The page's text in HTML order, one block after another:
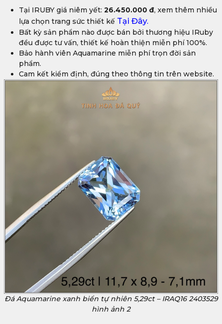
Tại IRUBY giá niêm yết: 26.450.000 đ, xem thêm nhiều
lựa chọn trang sức thiết kế Tại Đây.
Bất kỳ sản phẩm nào được bán bởi thương hiệu IRuby
đều được tư vấn, thiết kế hoàn thiện miễn phí 100%.
Bảo hành viên Aquamarine miễn phí trọn đời sản
phẩm.
Cam kết kiểm định, đúng theo thông tin trên website.
Đá Aquamarine xanh biển tự nhiên 5,29ct – IRAQ16 2403529
hình ảnh 2